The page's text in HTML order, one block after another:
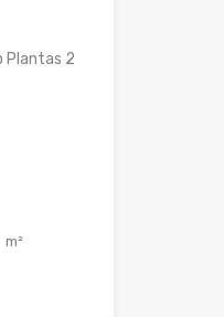
Plantas 2
m²